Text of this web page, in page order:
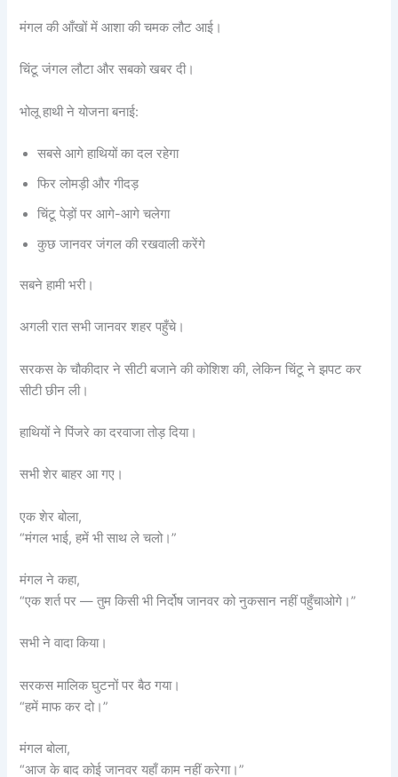
मंगल की आँखों में आशा की चमक लौट आई।
चिंटू जंगल लौटा और सबको खबर दी।
भोलू हाथी ने योजना बनाई:
सबसे आगे हाथियों का दल रहेगा
फिर लोमड़ी और गीदड़
चिंटू पेड़ों पर आगे-आगे चलेगा
कुछ जानवर जंगल की रखवाली करेंगे
सबने हामी भरी।
अगली रात सभी जानवर शहर पहुँचे।
सरकस के चौकीदार ने सीटी बजाने की कोशिश की, लेकिन चिंटू ने झपट कर
सीटी छीन ली।
हाथियों ने पिंजरे का दरवाजा तोड़ दिया।
सभी शेर बाहर आ गए।
एक शेर बोला,
“मंगल भाई, हमें भी साथ ले चलो।”
मंगल ने कहा,
“एक शर्त पर — तुम किसी भी निर्दोष जानवर को नुकसान नहीं पहुँचाओगे।”
सभी ने वादा किया।
सरकस मालिक घुटनों पर बैठ गया।
“हमें माफ कर दो।”
मंगल बोला,
“आज के बाद कोई जानवर यहाँ काम नहीं करेगा।”